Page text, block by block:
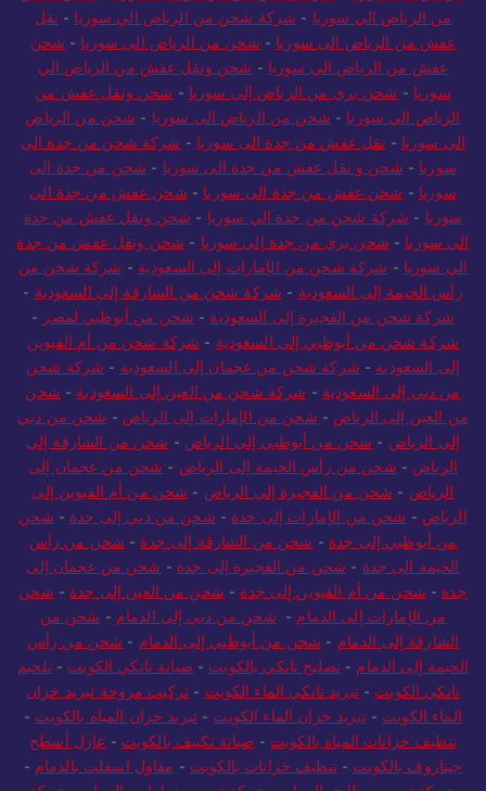
الرياض الى سوريا
- شركة شحن من الرياض الى سوريا - شحن عفش
من الرياض الي سوريا-شركة شحن من الرياض الي سوريا-نقل
عفش من الرياض الى سوريا
-شحن من الرياض الى سوريا-
شحن
عفش من الرياض الي سوريا- شحن ونقل عفش من الرياض الي
سوريا
- شحن بري من الرياض إلى سوريا - شحن ونقل عفش من
الرياض الي سوريا-شحن من الرياض الى سوريا-شحن من الرياض
الى سوريا-نقل عفش من جدة الى سوريا - شركة شحن من جدة الى
سوريا - شحن و نقل عفش من جدة الى سوريا - شحن من جدة الى
سوريا -شحن عفش من جدة الى سوريا -شحن عفش من جدة الي
سوريا- شركة شحن من جدة الي سوريا -شحن ونقل عفش من جدة
الي سوريا- شحن بري من جدة إلى سوريا -شحن ونقل عفش من جدة
الي سوريا
- شركة شحن من الإمارات إلى السعودية- شركة شحن من
رأس الخيمة إلى السعودية - شركة شحن من الشارقة إلى السعودية-
شركة شحن من الفجيرة إلى السعودية -شحن من أبوظبي لمصر
-
شركة شحن من أبوظبي إلى السعودية-شركة شحن من أم القيوين
إلى السعودية- شركة شحن من عجمان إلى السعودية - شركة شحن
من دبي إلى السعودية - شركة شحن من العين إلى السعودية- شحن
من العين إلى الرياض
- شحن من الإمارات إلى الرياض - شحن من دبي
إلى الرياض - شحن من أبوظبي إلى الرياض -شحن من الشارقة إلى
الرياض
- شحن من رأس الخيمة إلى الرياض - شحن من عجمان إلى
الرياض - شحن من الفجيرة إلى الرياض - شحن من أم القيوين إلى
الرياض -شحن من الإمارات إلى جدة- شحن من دبي إلى جدة -
شحن
من أبوظبي إلى جدة- شحن من الشارقة إلى جدة-
شحن من رأس
الخيمة الى جدة - شحن من الفجيرة إلى جدة - شحن من عجمان إلى
جدة- شحن من أم القيوين إلى جدة - شحن من العين إلى جدة- شحن
من الإمارات إلى الدمام -شحن من دبي إلى الدمام- شحن من
الشارقة إلى الدمام- شحن من أبوظبي إلى الدمام-
شحن من رأس
الخيمة إلى الدمام- تصليح تانكي بالكويت - صيانة تانكي الكويت-تلحيم
تانكي الكويت- تبريد تانكي الماء الكويت-
تركيب مروحة تبريد خزان
الماء الكويت- تبريد خزان الماء الكويت- تبريد خزان المياه بالكويت-
تنظيف خزانات المياه بالكويت-صيانة تكييف بالكويت - عازل أسطح